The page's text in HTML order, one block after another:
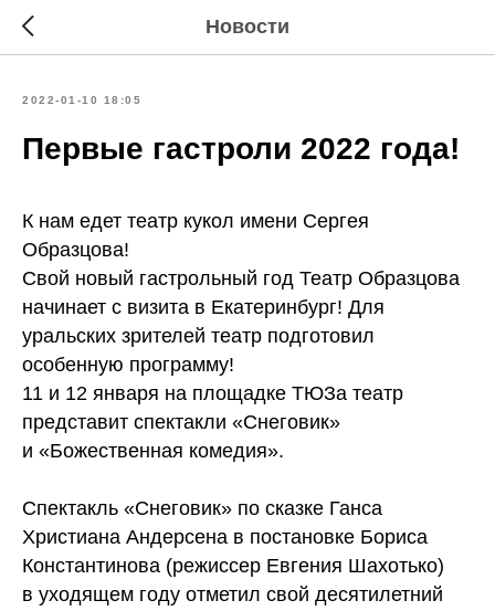
Новости
2022-01-10 18:05
Первые гастроли 2022 года!
К нам едет театр кукол имени Сергея
Образцова!
Свой новый гастрольный год Театр Образцова
начинает с визита в Екатеринбург! Для
уральских зрителей театр подготовил
особенную программу!
11 и 12 января на площадке ТЮЗа театр
представит спектакли «Снеговик»
и «Божественная комедия».
Спектакль «Снеговик» по сказке Ганса
Христиана Андерсена в постановке Бориса
Константинова (режиссер Евгения Шахотько)
в уходящем году отметил свой десятилетний